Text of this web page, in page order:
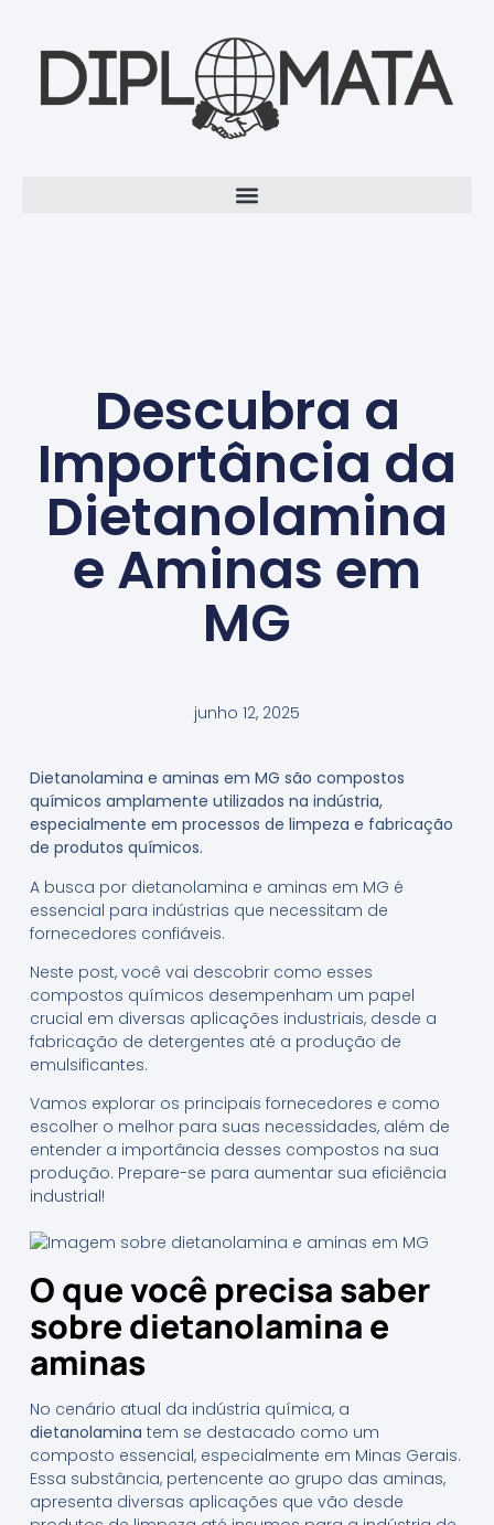
Descubra a
Importância da
Dietanolamina
e Aminas em
MG
junho 12, 2025
Dietanolamina e aminas em MG são compostos
químicos amplamente utilizados na indústria,
especialmente em processos de limpeza e fabricação
de produtos químicos.
A busca por dietanolamina e aminas em MG é
essencial para indústrias que necessitam de
fornecedores confiáveis.
Neste post, você vai descobrir como esses
compostos químicos desempenham um papel
crucial em diversas aplicações industriais, desde a
fabricação de detergentes até a produção de
emulsificantes.
Vamos explorar os principais fornecedores e como
escolher o melhor para suas necessidades, além de
entender a importância desses compostos na sua
produção. Prepare-se para aumentar sua eficiência
industrial!
O que você precisa saber
sobre dietanolamina e
aminas
No cenário atual da indústria química, a
dietanolamina tem se destacado como um
composto essencial, especialmente em Minas Gerais.
Essa substância, pertencente ao grupo das aminas,
apresenta diversas aplicações que vão desde